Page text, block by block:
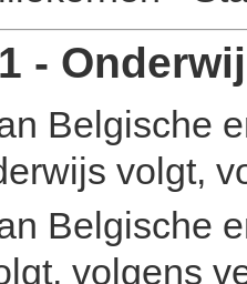
-
Belgische
volgt,
Belgische
volgens